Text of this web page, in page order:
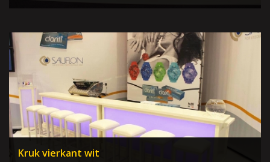
Kruk vierkant wit